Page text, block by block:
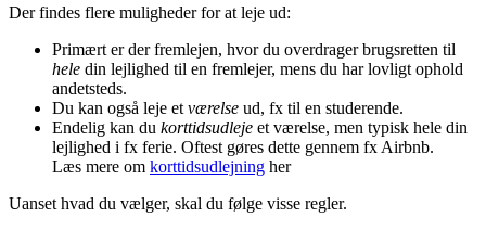
Der findes flere muligheder for at leje ud:
Primært er der fremlejen, hvor du overdrager brugsretten til
hele din lejlighed til en fremlejer, mens du har lovligt ophold
andetsteds.
Du kan også leje et værelse ud, fx til en studerende.
Endelig kan du korttidsudleje et værelse, men typisk hele din
lejlighed i fx ferie. Oftest gøres dette gennem fx Airbnb.
Læs mere om korttidsudlejning her
Uanset hvad du vælger, skal du følge visse regler.